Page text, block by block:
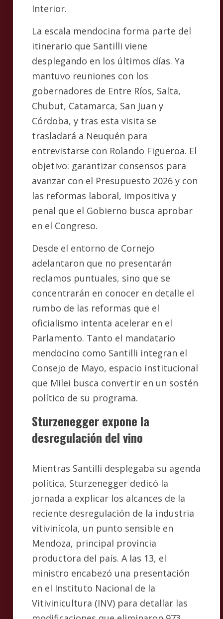
Interior.
La escala mendocina forma parte del
itinerario que Santilli viene
desplegando en los últimos días. Ya
mantuvo reuniones con los
gobernadores de Entre Ríos, Salta,
Chubut, Catamarca, San Juan y
Córdoba, y tras esta visita se
trasladará a Neuquén para
entrevistarse con Rolando Figueroa. El
objetivo: garantizar consensos para
avanzar con el Presupuesto 2026 y con
las reformas laboral, impositiva y
penal que el Gobierno busca aprobar
en el Congreso.
Desde el entorno de Cornejo
adelantaron que no presentarán
reclamos puntuales, sino que se
concentrarán en conocer en detalle el
rumbo de las reformas que el
oficialismo intenta acelerar en el
Parlamento. Tanto el mandatario
mendocino como Santilli integran el
Consejo de Mayo, espacio institucional
que Milei busca convertir en un sostén
político de su programa.
Sturzenegger expone la
desregulación del vino
Mientras Santilli desplegaba su agenda
política, Sturzenegger dedicó la
jornada a explicar los alcances de la
reciente desregulación de la industria
vitivinícola, un punto sensible en
Mendoza, principal provincia
productora del país. A las 13, el
ministro encabezó una presentación
en el Instituto Nacional de la
Vitivinicultura (INV) para detallar las